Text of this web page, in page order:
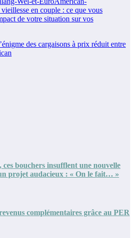
des cargaisons à prix réduit entre
bouchers insufflent une nouvelle
projet audacieux : « On le fait… »
complémentaires grâce au PER